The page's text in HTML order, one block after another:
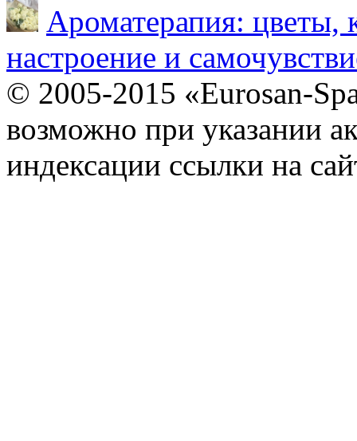
Ароматерапия: цветы,
настроение и
© 2005-2015 «Eurosan-
возможно при указании
индексации ссылки на